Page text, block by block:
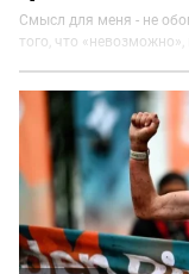
Смысл для меня - не
того, что